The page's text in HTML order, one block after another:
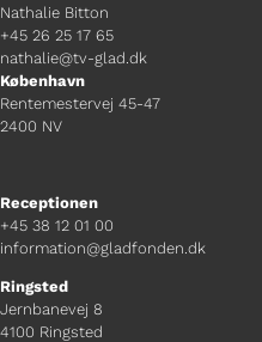
Nathalie Bitton
+45 26 25 17 65
nathalie@tv-glad.dk
København
Rentemestervej 45-47
2400 NV
Receptionen
+45 38 12 01 00
information@gladfonden.dk
Ringsted
Jernbanevej 8
4100 Ringsted